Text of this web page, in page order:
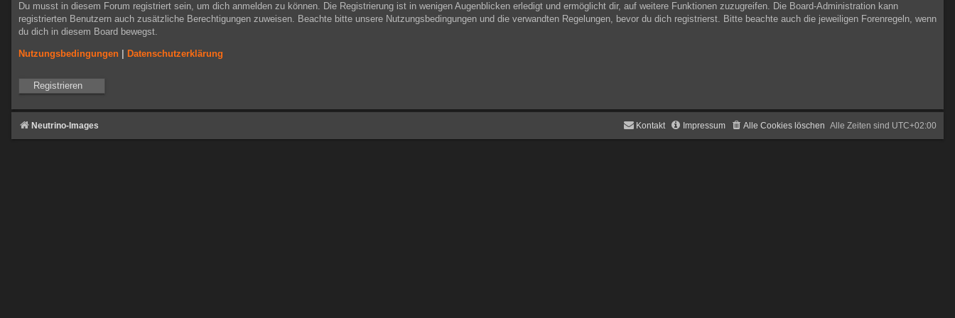
Du musst in diesem Forum registriert sein, um dich anmelden zu können. Die Registrierung ist in wenigen Augenblicken erledigt und ermöglicht dir, auf weitere Funktionen zuzugreifen. Die Board-Administration kann
registrierten Benutzern auch zusätzliche Berechtigungen zuweisen. Beachte bitte unsere Nutzungsbedingungen und die verwandten Regelungen, bevor du dich registrierst. Bitte beachte auch die jeweiligen Forenregeln, wenn
du dich in diesem Board bewegst.
Nutzungsbedingungen Datenschutzerklärung
Registrieren
Neutrino-Images Alle Zeiten sind UTC+02:00
Alle Cookies löschen
Impressum
Kontakt